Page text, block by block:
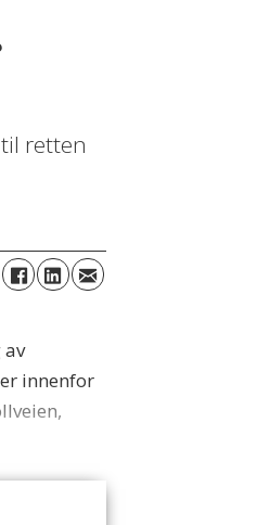
retten
av
innenfor